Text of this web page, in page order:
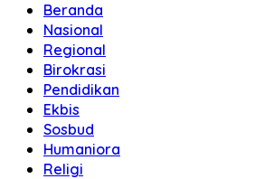
Beranda
Nasional
Regional
Birokrasi
Pendidikan
Ekbis
Sosbud
Humaniora
Religi